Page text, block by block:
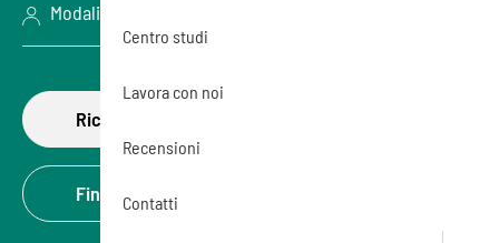
Modalità: Aula (In presenza)
Richiedi di partecipare
Finanzia la formazione
Centro studi
Lavora con noi
Recensioni
Contatti